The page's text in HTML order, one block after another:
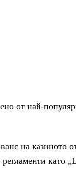
от най-
на
като